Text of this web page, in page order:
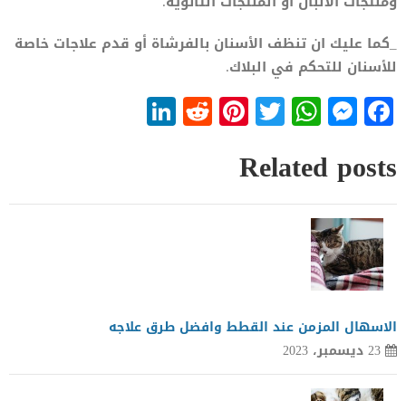
_كما عليك ان تنظف الأسنان بالفرشاة أو قدم علاجات خاصة
للأسنان للتحكم في البلاك.
Facebook
Messenger
WhatsApp
Twitter
Pinterest
Reddit
Related posts
الاسهال المزمن عند القطط وافضل طرق علاجه
23 ديسمبر، 2023